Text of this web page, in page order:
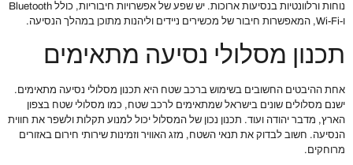
נוחות ורלוונטיות בנסיעות ארוכות. יש שפע של אפשרויות חיבוריות, כולל Bluetooth
ו-Wi-Fi, המאפשרות חיבור של מכשירים ניידים וליהנות מתוכן במהלך הנסיעה.
תכנון מסלולי נסיעה מתאימים
אחת ההיבטים החשובים בשימוש ברכב שטח היא תכנון מסלולי נסיעה מתאימים.
ישנם מסלולים שונים בישראל שמתאימים לרכב שטח, כמו מסלולי שטח בצפון
הארץ, מדבר יהודה ועוד. תכנון נכון של המסלול יכול למנוע תקלות ולשפר את חווית
הנסיעה. חשוב לבדוק את תנאי השטח, מזג האוויר וזמינות שירותי חירום באזורים
מרוחקים.